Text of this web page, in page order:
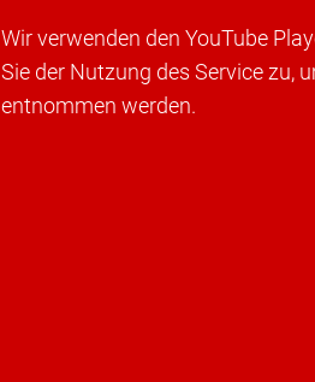
Wir verwenden den YouTube
Sie der Nutzung des Service zu,
entnommen werden.